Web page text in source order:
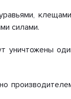
силами.
уничтожены